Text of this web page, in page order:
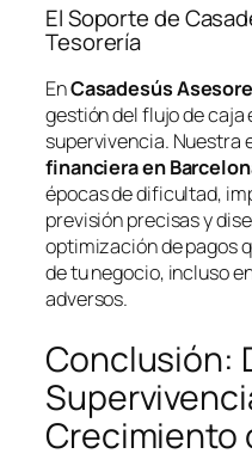
El Soporte de
Tesorería
EnCasadesús
gestión del flujo de caja
supervivencia. Nuestra
financiera en
épocas de dificultad,
previsión precisas y
optimización de pagos
de tu negocio, incluso
adversos.
Conclusión:
Crecimiento